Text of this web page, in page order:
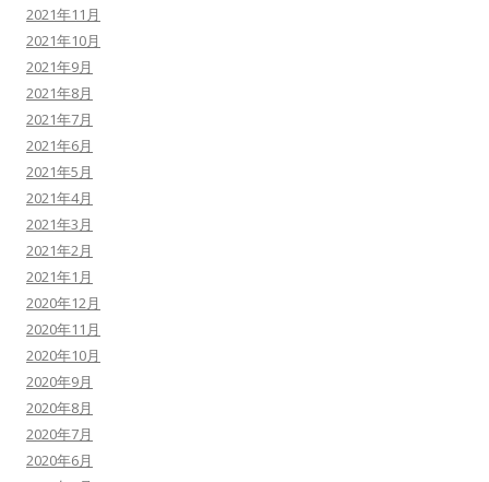
2021年11月
2021年10月
2021年9月
2021年8月
2021年7月
2021年6月
2021年5月
2021年4月
2021年3月
2021年2月
2021年1月
2020年12月
2020年11月
2020年10月
2020年9月
2020年8月
2020年7月
2020年6月